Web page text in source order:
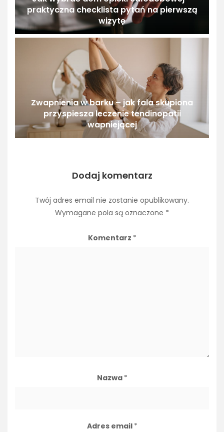
praktyczna checklista pytań na pierwszą
wizytę
Zwapnienia w barku – jak fala skupiona
przyspiesza leczenie tendinopatii
wapniejącej
Dodaj komentarz
Twój adres email nie zostanie opublikowany.
Wymagane pola są oznaczone *
Komentarz *
Nazwa *
Adres email *